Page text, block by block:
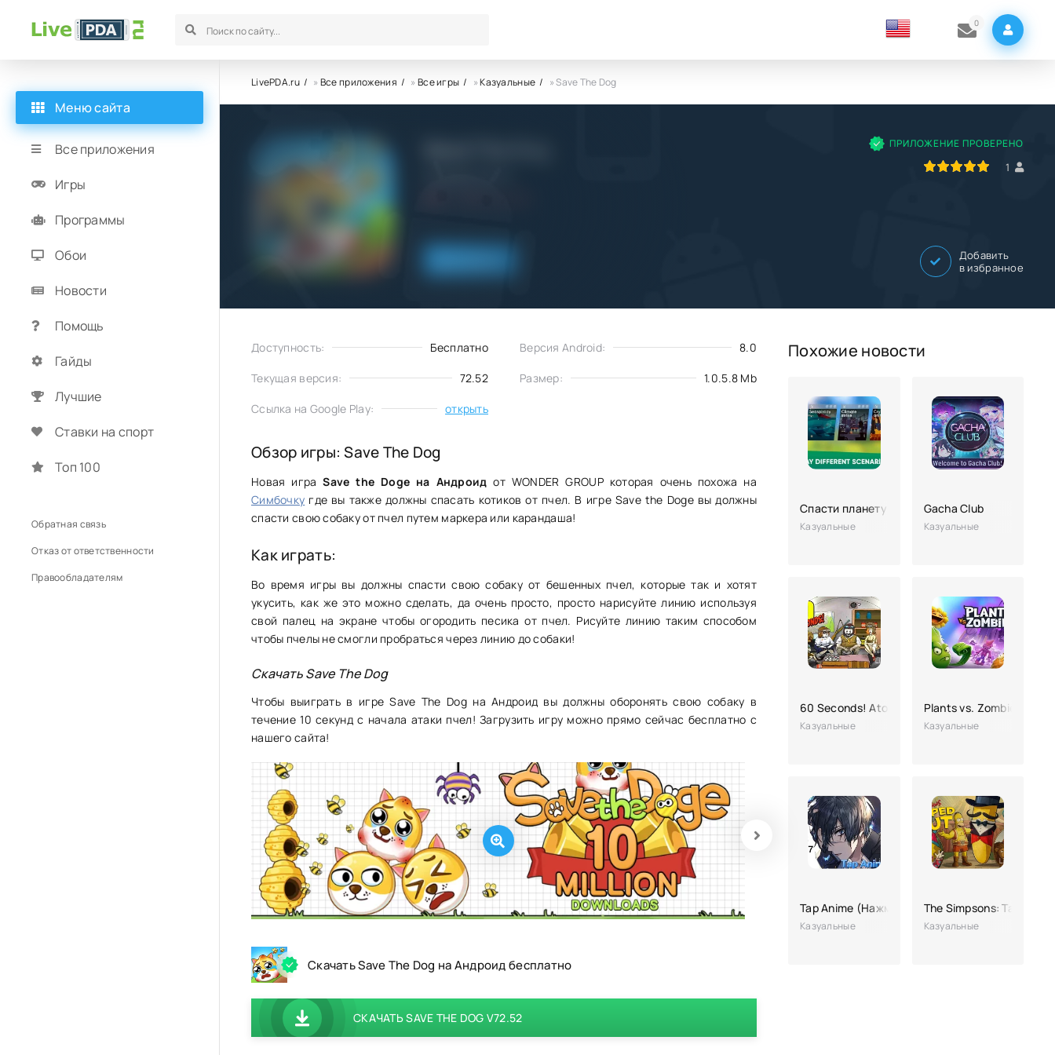
0
LivePDA.ru »Все приложения »Все игры »Казуальные » Save The Dog
ПРИЛОЖЕНИЕ ПРОВЕРЕНО
1
Добавить
в избранное
Доступность: Бесплатно Версия Android: 8.0
Текущая версия: 72.52 Размер: 1.0.5.8 Mb
Ссылка на Google Play: открыть
Обзор игры: Save The Dog
Новая играSave the Doge на Андроид от WONDER GROUP которая очень похожа на
Симбочку где вы также должны спасать котиков от пчел. В игре Save the Doge вы должны
спасти свою собаку от пчел путем маркера или карандаша!
Как играть:
Во время игры вы должны спасти свою собаку от бешенных пчел, которые так и хотят
укусить, как же это можно сделать, да очень просто, просто нарисуйте линию используя
свой палец на экране чтобы огородить песика от пчел. Рисуйте линию таким способом
чтобы пчелы не смогли пробраться через линию до собаки!
Скачать Save The Dog
Чтобы выиграть в игре Save The Dog на Андроид вы должны оборонять свою собаку в
течение 10 секунд с начала атаки пчел! Загрузить игру можно прямо сейчас бесплатно с
нашего сайта!
Скачать Save The Dog на Андроид бесплатно
СКАЧАТЬ SAVE THE DOG V72.52
Похожие новости
Спасти планету Земля ЭКО inc. APK (много
Казуальные
Gacha Club
Казуальные
60 Seconds! Atomic Adventure
Казуальные
Plants vs. Zombies 3
Казуальные
Tap Anime (Нажмите Аниме, взлом на покупки)
Казуальные
The Simpsons: Tapped
Казуальные
Меню сайта
Все приложения
Игры
Программы
Обои
Новости
Помощь
Гайды
Лучшие
Ставки на спорт
Топ 100
Обратная связь
Отказ от ответственности
Правообладателям